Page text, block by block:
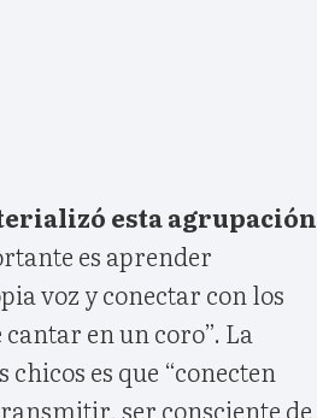
esta agrupación
es aprender
voz y conectar con los
en un coro”. La
es que “conecten
ser consciente de